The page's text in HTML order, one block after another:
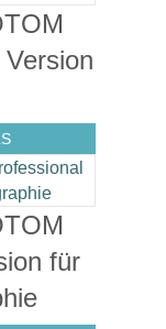
für